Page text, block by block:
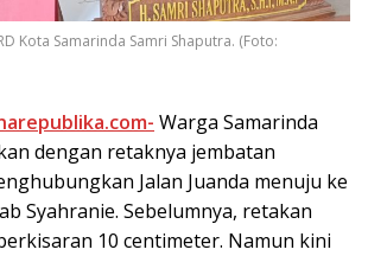
Kota Samarinda Samri Shaputra. (Foto:
Warga Samarinda
dengan retaknya jembatan
Jalan Juanda menuju ke
Syahranie. Sebelumnya, retakan
10 centimeter. Namun kini